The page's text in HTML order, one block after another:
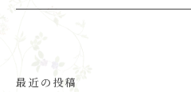
最近の投稿